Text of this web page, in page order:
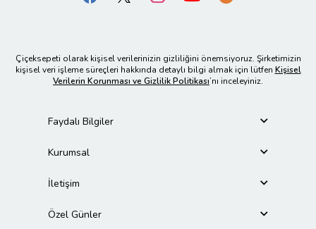
Çiçeksepeti olarak kişisel verilerinizin gizliliğini önemsiyoruz. Şirketimizin
kişisel veri işleme süreçleri hakkında detaylı bilgi almak için lütfen Kişisel
Verilerin Korunması ve Gizlilik Politikası’nı inceleyiniz.
Faydalı Bilgiler
Kurumsal
İletişim
Özel Günler